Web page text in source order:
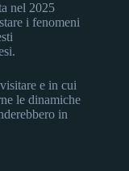
nel 2025
i fenomeni
e in cui
le dinamiche
in